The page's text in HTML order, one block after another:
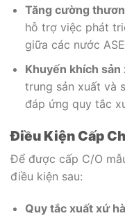
Tăng cường
hỗ trợ việc phát
giữa các nước
Khuyến khích sản
trung sản xuất và
đáp ứng quy tắc
Điều Kiện Cấp
Để được cấp C/O
điều kiện sau:
Quy tắc xuất xứ